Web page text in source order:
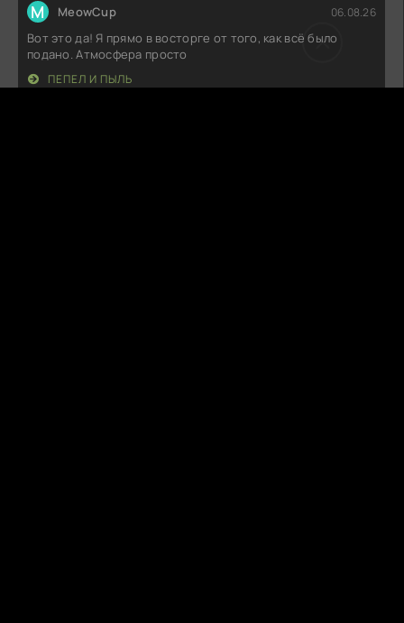
M MeowCup 06.08.26
Вот это да! Я прямо в восторге от того, как всё было
подано. Атмосфера просто
ПЕПЕЛ И ПЫЛЬ